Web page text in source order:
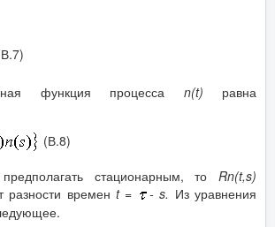
функция процесса n(t) равна
(В.8)
предполагать стационарным, тоRn(t,s)
разности времен t= -s. Из уравнения